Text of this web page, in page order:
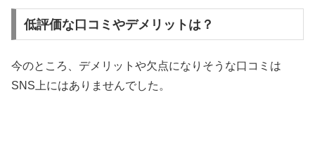
低評価な口コミやデメリットは？
今のところ、デメリットや欠点になりそうな口コミは
SNS上にはありませんでした。